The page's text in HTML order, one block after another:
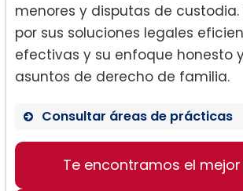
menores y disputas de custodia.
por sus soluciones legales
efectivas y su enfoque honesto
asuntos de derecho de familia.
Consultar áreas de prácticas
Derecho de Familia
Te encontramos el